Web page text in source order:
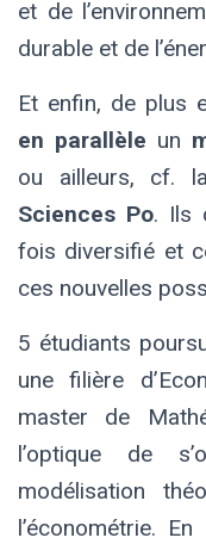
et de
durable et de
Et enfin, de plus
en parallèle un
ou ailleurs, cf.
Sciences Po. Ils
fois diversifié et
ces nouvelles
5 étudiants
une filière
master de
l’optique de
modélisation
l’économétrie.